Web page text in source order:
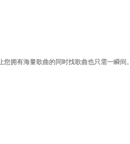
拥有海量歌曲的同时找歌曲也只需一瞬间。